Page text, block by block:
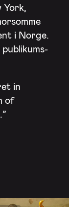
i Norge.
in
of